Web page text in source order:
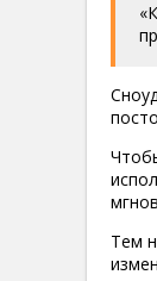
Тем